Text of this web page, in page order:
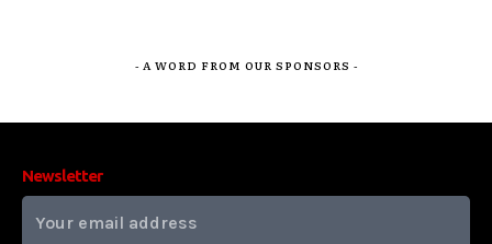
- A WORD FROM OUR SPONSORS -
Newsletter